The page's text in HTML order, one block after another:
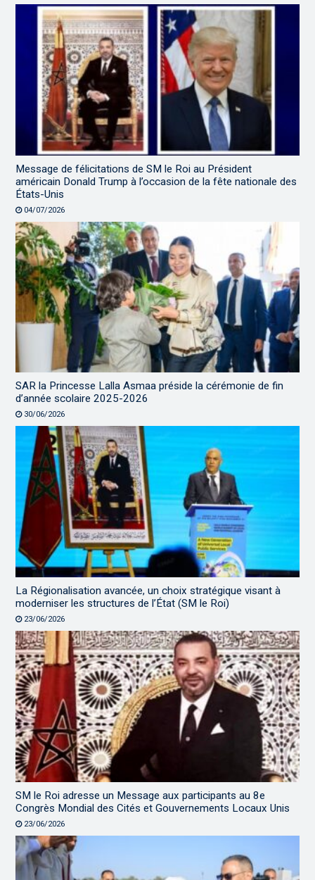
Message de félicitations de SM le Roi au Président
américain Donald Trump à l’occasion de la fête nationale des
États-Unis
04/07/2026
SAR la Princesse Lalla Asmaa préside la cérémonie de fin
d’année scolaire 2025-2026
30/06/2026
La Régionalisation avancée, un choix stratégique visant à
moderniser les structures de l’État (SM le Roi)
23/06/2026
SM le Roi adresse un Message aux participants au 8e
Congrès Mondial des Cités et Gouvernements Locaux Unis
23/06/2026